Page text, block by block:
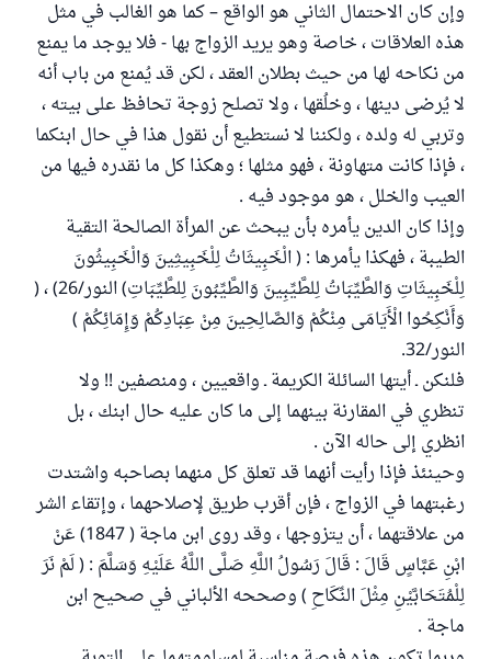
وإن كان الاحتمال الثاني هو الواقع – كما هو الغالب في مثل
هذه العلاقات ، خاصة وهو يريد الزواج بها - فلا يوجد ما يمنع
من نكاحه لها من حيث بطلان العقد ، لكن قد يُمنع من باب أنه
لا يُرضى دينها ، وخلُقها ، ولا تصلح زوجة تحافظ على بيته ،
وتربي له ولده ، ولكننا لا نستطيع أن نقول هذا في حال ابنكما
، فإذا كانت متهاونة ، فهو مثلها ؛ وهكذا كل ما نقدره فيها من
العيب والخلل ، هو موجود فيه .
وإذا كان الدين يأمره بأن يبحث عن المرأة الصالحة التقية
الطيبة ، فهكذا يأمرها : ( الْخَبِيثَاتُ لِلْخَبِيثِينَ وَالْخَبِيثُونَ
لِلْخَبِيثَاتِ وَالطَّيِّبَاتُ لِلطَّيِّبِينَ وَالطَّيِّبُونَ لِلطَّيِّبَاتِ) النور/26) ، (
وَأَنْكِحُوا الْأَيَامَى مِنْكُمْ وَالصَّالِحِينَ مِنْ عِبَادِكُمْ وَإِمَائِكُمْ )
النور/32.
فلنكن ـ أيتها السائلة الكريمة ـ واقعيين ، ومنصفين !! ولا
تنظري في المقارنة بينهما إلى ما كان عليه حال ابنك ، بل
انظري إلى حاله الآن .
وحينئذ فإذا رأيت أنهما قد تعلق كل منهما بصاحبه واشتدت
رغبتهما في الزواج ، فإن أقرب طريق لإصلاحهما ، وإتقاء الشر
من علاقتهما ، أن يتزوجها ، وقد روى ابن ماجة ( 1847) عَنْ
ابْنِ عَبَّاسٍ قَالَ : قَالَ رَسُولُ اللَّهِ صَلَّى اللَّهُ عَلَيْهِ وَسَلَّمَ : ( لَمْ نَرَ
لِلْمُتَحَابَّيْنِ مِثْلَ النِّكَاحِ ) وصححه الألباني في صحيح ابن
ماجة .